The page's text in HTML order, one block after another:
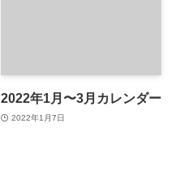
2022年1月〜3月カレンダー
2022年1月7日